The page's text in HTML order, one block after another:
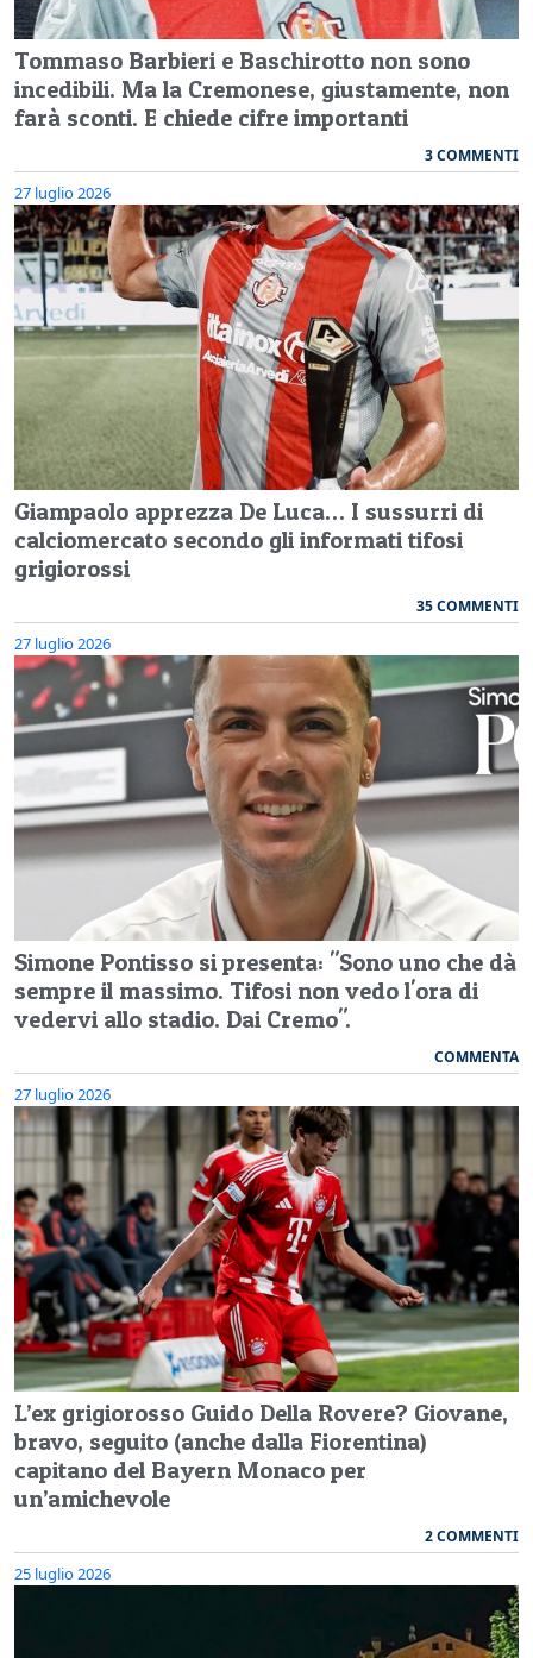
Tommaso Barbieri e Baschirotto non sono
incedibili. Ma la Cremonese, giustamente, non
farà sconti. E chiede cifre importanti
3 COMMENTI
27 luglio 2026
Giampaolo apprezza De Luca… I sussurri di
calciomercato secondo gli informati tifosi
grigiorossi
35 COMMENTI
27 luglio 2026
Simone Pontisso si presenta: "Sono uno che dà
sempre il massimo. Tifosi non vedo l'ora di
vedervi allo stadio. Dai Cremo".
COMMENTA
27 luglio 2026
L’ex grigiorosso Guido Della Rovere? Giovane,
bravo, seguito (anche dalla Fiorentina)
capitano del Bayern Monaco per
un’amichevole
2 COMMENTI
25 luglio 2026